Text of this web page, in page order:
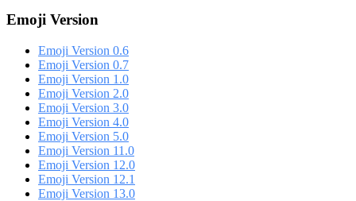
Emoji Version
Emoji Version 0.6
Emoji Version 0.7
Emoji Version 1.0
Emoji Version 2.0
Emoji Version 3.0
Emoji Version 4.0
Emoji Version 5.0
Emoji Version 11.0
Emoji Version 12.0
Emoji Version 12.1
Emoji Version 13.0